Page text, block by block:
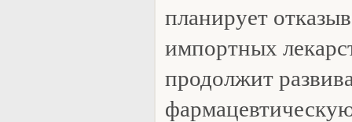
планирует
импортных
продолжит